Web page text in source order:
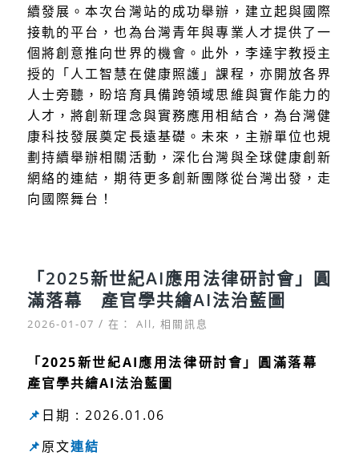
續發展。本次台灣站的成功舉辦，建立起與國際
接軌的平台，也為台灣青年與專業人才提供了一
個將創意推向世界的機會。此外，李達宇教授主
授的「人工智慧在健康照護」課程，亦開放各界
人士旁聽，盼培育具備跨領域思維與實作能力的
人才，將創新理念與實務應用相結合，為台灣健
康科技發展奠定長遠基礎。未來，主辦單位也規
劃持續舉辦相關活動，深化台灣與全球健康創新
網絡的連結，期待更多創新團隊從台灣出發，走
向國際舞台！
「2025新世紀AI應用法律研討會」圓
滿落幕 產官學共繪AI法治藍圖
2026-01-07 / 在： All, 相關訊息
「2025新世紀AI應用法律研討會」圓滿落幕
產官學共繪AI法治藍圖
📌 日期 : 2026.01.06
📌原文連結